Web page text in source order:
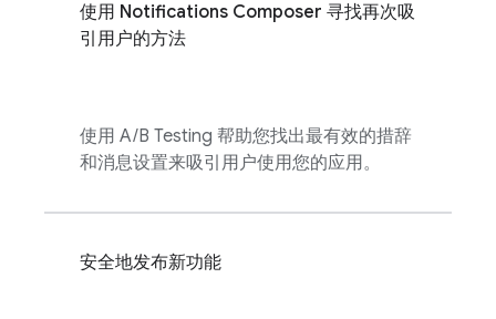
使用 Notifications Composer 寻找再次吸
引用户的方法
使用 A/B Testing 帮助您找出最有效的措辞
和消息设置来吸引用户使用您的应用。
安全地发布新功能